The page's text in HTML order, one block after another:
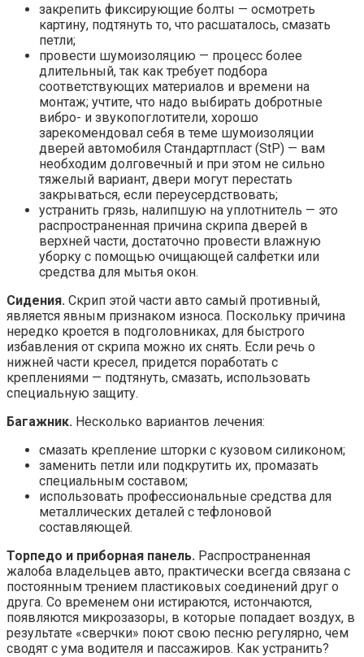
закрепить фиксирующие болты — осмотреть
картину, подтянуть то, что расшаталось, смазать
петли;
провести шумоизоляцию — процесс более
длительный, так как требует подбора
соответствующих материалов и времени на
монтаж; учтите, что надо выбирать добротные
вибро- и звукопоглотители, хорошо
зарекомендовал себя в теме шумоизоляции
дверей автомобиля Стандартпласт (StP) — вам
необходим долговечный и при этом не сильно
тяжелый вариант, двери могут перестать
закрываться, если переусердствовать;
устранить грязь, налипшую на уплотнитель — это
распространенная причина скрипа дверей в
верхней части, достаточно провести влажную
уборку с помощью очищающей салфетки или
средства для мытья окон.
Сидения. Скрип этой части авто самый противный,
является явным признаком износа. Поскольку причина
нередко кроется в подголовниках, для быстрого
избавления от скрипа можно их снять. Если речь о
нижней части кресел, придется поработать с
креплениями — подтянуть, смазать, использовать
специальную защиту.
Багажник. Несколько вариантов лечения:
смазать крепление шторки с кузовом силиконом;
заменить петли или подкрутить их, промазать
специальным составом;
использовать профессиональные средства для
металлических деталей с тефлоновой
составляющей.
Торпедо и приборная панель. Распространенная
жалоба владельцев авто, практически всегда связана с
постоянным трением пластиковых соединений друг о
друга. Со временем они истираются, истончаются,
появляются микрозазоры, в которые попадает воздух, в
результате «сверчки» поют свою песню регулярно, чем
сводят с ума водителя и пассажиров. Как устранить?